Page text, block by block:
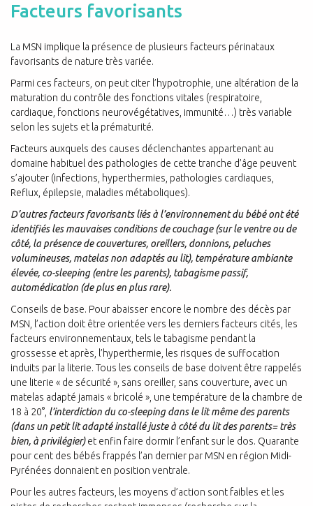
Facteurs favorisants
La MSN implique la présence de plusieurs facteurs périnataux
favorisants de nature très variée.
Parmi ces facteurs, on peut citer l’hypotrophie, une altération de la
maturation du contrôle des fonctions vitales (respiratoire,
cardiaque, fonctions neurovégétatives, immunité…) très variable
selon les sujets et la prématurité.
Facteurs auxquels des causes déclenchantes appartenant au
domaine habituel des pathologies de cette tranche d’âge peuvent
s’ajouter (infections, hyperthermies, pathologies cardiaques,
Reflux, épilepsie, maladies métaboliques).
D’autres facteurs favorisants liés à l’environnement du bébé ont été
identifiés les mauvaises conditions de couchage (sur le ventre ou de
côté, la présence de couvertures, oreillers, donnions, peluches
volumineuses, matelas non adaptés au lit), température ambiante
élevée, co-sleeping (entre les parents), tabagisme passif,
automédication (de plus en plus rare).
Conseils de base. Pour abaisser encore le nombre des décès par
MSN, l’action doit être orientée vers les derniers facteurs cités, les
facteurs environnementaux, tels le tabagisme pendant la
grossesse et après, l’hyperthermie, les risques de suffocation
induits par la literie. Tous les conseils de base doivent être rappelés
une literie « de sécurité », sans oreiller, sans couverture, avec un
matelas adapté jamais « bricolé », une température de la chambre de
18 à 20°, l’interdiction du co-sleeping dans le lit même des parents
(dans un petit lit adapté installé juste à côté du lit des parents= très
bien, à privilégier)et enfin faire dormir l’enfant sur le dos. Quarante
pour cent des bébés frappés l’an dernier par MSN en région Midi-
Pyrénées donnaient en position ventrale.
Pour les autres facteurs, les moyens d’action sont faibles et les